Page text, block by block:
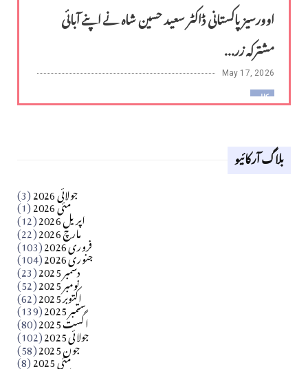
اوورسیز پاکستانی ڈاکٹر سعید حسین شاہ نے اپنے آبائی
مشترکہ زر...
May 17, 2026
کالم
Apr 18, 2026
بلاگ آرکائیو
جولائی 2026 (3) مئی 2026 (1) اپریل 2026 (12) مارچ 2026 (22) فروری 2026 (103) جنوری 2026 (104) دسمبر 2025 (23) نومبر 2025 (52) اکتوبر 2025 (62) ستمبر 2025 (139) اگست 2025 (80) جولائی 2025 (102) جون 2025 (58) مئی 2025 (8)